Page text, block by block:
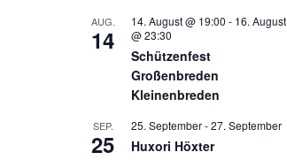
AUG.
14
14. August @ 19:00 - 16. August
@ 23:30
Schützenfest
Großenbreden
Kleinenbreden
SEP.
25
25. September-27. September
Huxori Höxter